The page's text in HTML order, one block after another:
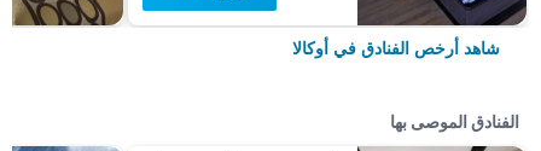
شاهد أرخص الفنادق في أوكالا
الفنادق الموصى بها